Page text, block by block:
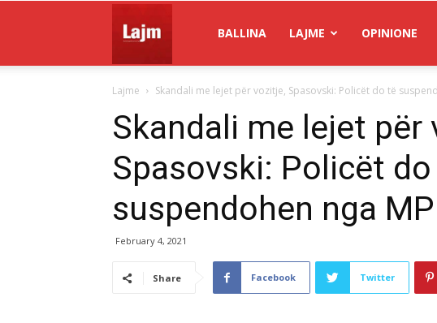
Lajm
BALLINA LAJME OPINIONE
Lajme Skandali me lejet për vozitje, Spasovski: Policët do të
Skandali me lejet për
Spasovski: Policët
suspendohen nga
February 4, 2021
Share Facebook Twitter